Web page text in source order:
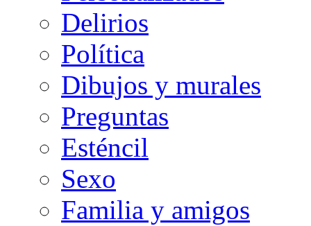
Delirios
Política
Dibujos y murales
Preguntas
Esténcil
Sexo
Familia y amigos